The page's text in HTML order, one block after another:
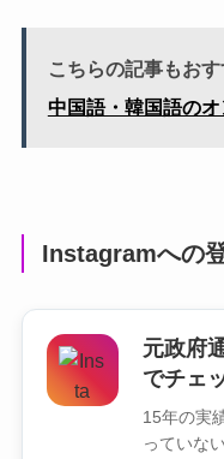
こちらの記事もお
中国語・韓国語の
Instagramへの
元政府
でチェ
15年の実
っていな